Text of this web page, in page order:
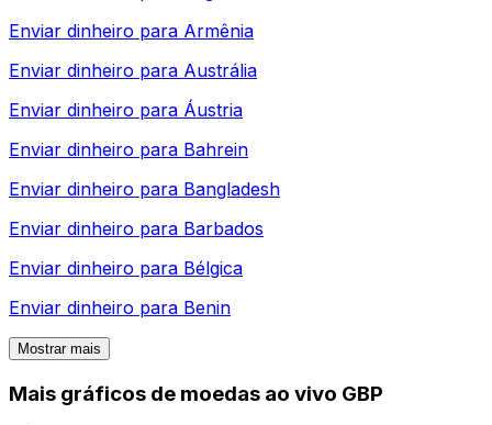
Enviar dinheiro para Armênia
Enviar dinheiro para Austrália
Enviar dinheiro para Áustria
Enviar dinheiro para Bahrein
Enviar dinheiro para Bangladesh
Enviar dinheiro para Barbados
Enviar dinheiro para Bélgica
Enviar dinheiro para Benin
Mostrar mais
Mais gráficos de moedas ao vivo GBP